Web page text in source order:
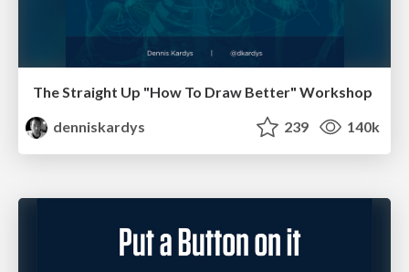
The Straight Up "How To Draw Better" Workshop
denniskardys
239 140k